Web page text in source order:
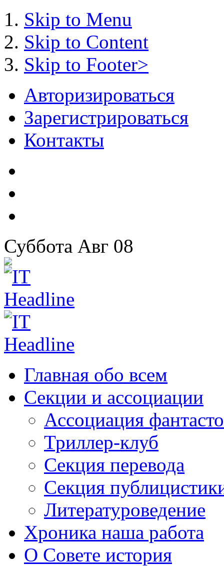
Skip to Menu
Skip to Content
Skip to Footer>
Авторизироваться
Зарегистрироваться
Контакты
Суббота Авг 08
Главная обо всем
Секции и ассоциации
Ассоциация
Триллер-клуб
Секция перевода
Секция
Литературоведение
Хроника наша работа
О Совете история